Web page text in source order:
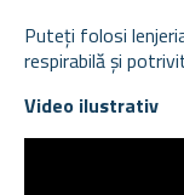
Puteți folosi
respirabilă și
Video ilustrativ